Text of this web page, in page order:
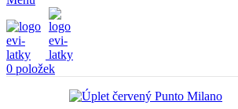
0 položek